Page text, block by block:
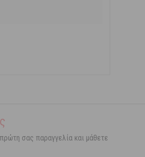
σας παραγγελία και μάθετε